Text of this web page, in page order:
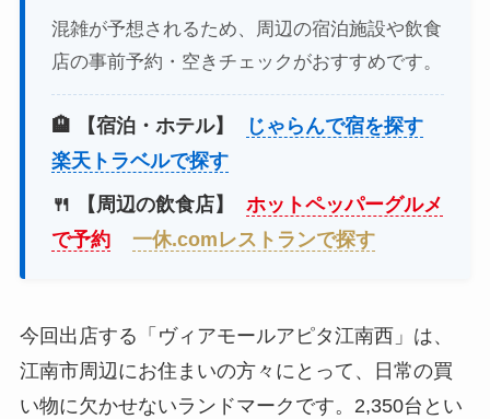
混雑が予想されるため、周辺の宿泊施設や飲食
店の事前予約・空きチェックがおすすめです。
🏨 【宿泊・ホテル】
じゃらんで宿を探す
楽天トラベルで探す
🍴 【周辺の飲食店】
ホットペッパーグルメ
で予約
一休.comレストランで探す
今回出店する「ヴィアモールアピタ江南西」は、
江南市周辺にお住まいの方々にとって、日常の買
い物に欠かせないランドマークです。2,350台とい